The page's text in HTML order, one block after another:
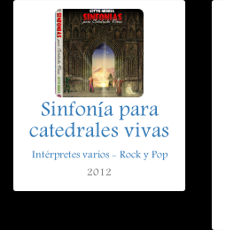
Sinfonía para
catedrales vivas
Intérpretes varios - Rock y Pop
2012